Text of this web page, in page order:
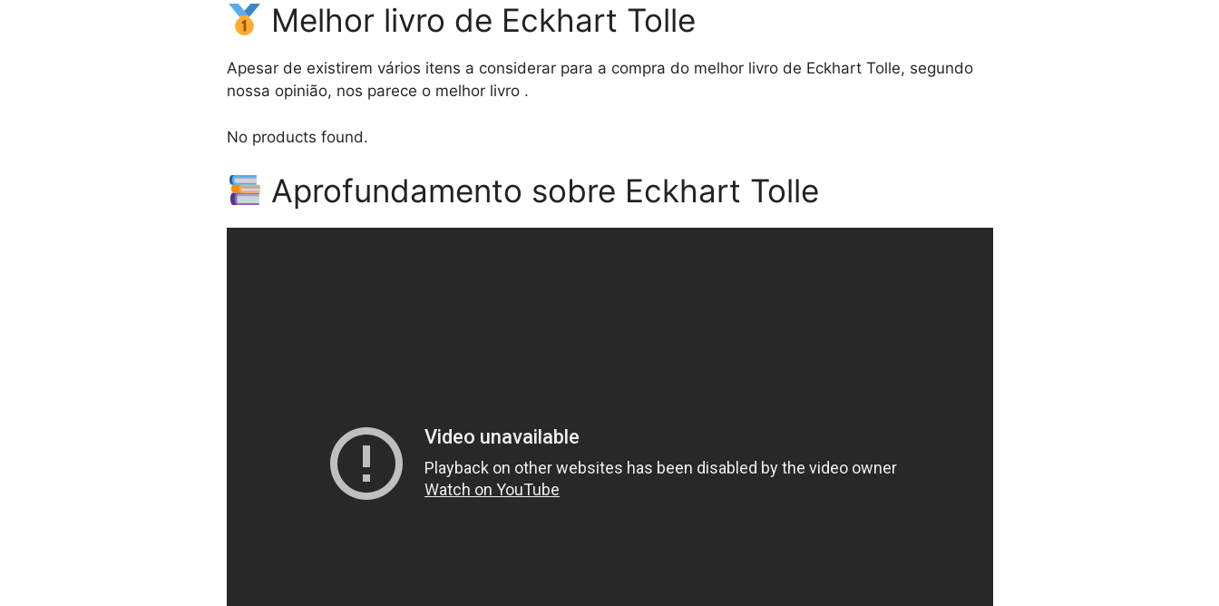
Melhor livro de Eckhart Tolle
Apesar de existirem vários itens a considerar para a compra do melhor livro de Eckhart Tolle, segundo
nossa opinião, nos parece o melhor livro .
No products found.
Aprofundamento sobre Eckhart Tolle